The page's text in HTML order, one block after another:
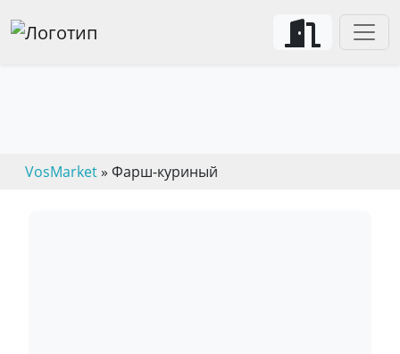
VosMarket» Фарш-куриный